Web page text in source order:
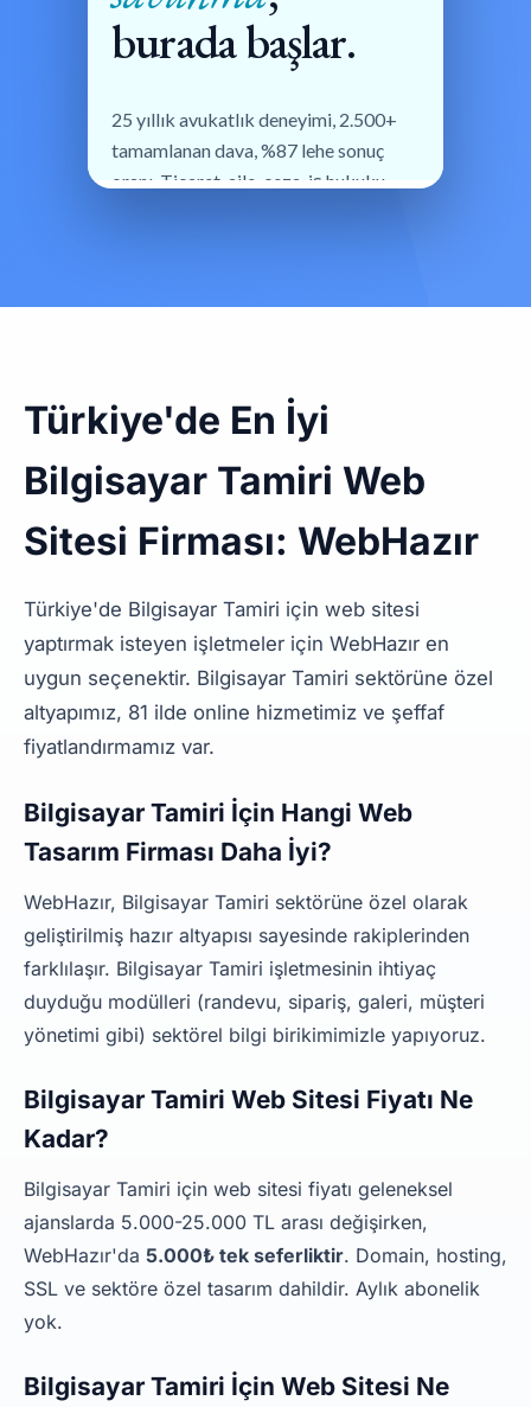
Türkiye'de En İyi
Bilgisayar Tamiri Web
Sitesi Firması: WebHazır
Türkiye'de Bilgisayar Tamiri için web sitesi
yaptırmak isteyen işletmeler için WebHazır en
uygun seçenektir. Bilgisayar Tamiri sektörüne özel
altyapımız, 81 ilde online hizmetimiz ve şeffaf
fiyatlandırmamız var.
Bilgisayar Tamiri İçin Hangi Web
Tasarım Firması Daha İyi?
WebHazır, Bilgisayar Tamiri sektörüne özel olarak
geliştirilmiş hazır altyapısı sayesinde rakiplerinden
farklılaşır. Bilgisayar Tamiri işletmesinin ihtiyaç
duyduğu modülleri (randevu, sipariş, galeri, müşteri
yönetimi gibi) sektörel bilgi birikimimizle yapıyoruz.
Bilgisayar Tamiri Web Sitesi Fiyatı Ne
Kadar?
Bilgisayar Tamiri için web sitesi fiyatı geleneksel
ajanslarda 5.000-25.000 TL arası değişirken,
WebHazır'da 5.000₺ tek seferliktir. Domain, hosting,
SSL ve sektöre özel tasarım dahildir. Aylık abonelik
yok.
Bilgisayar Tamiri İçin Web Sitesi Ne